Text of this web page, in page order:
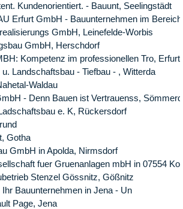
Kundenorientiert. - Bauunt, Seelingstädt
Erfurt GmbH - Bauunternehmen im
GmbH, Leinefelde-Worbis
GmbH, Herschdorf
Kompetenz im professionellen Tro, Erfurt
Landschaftsbau - Tiefbau - , Witterda
Waldau
- Denn Bauen ist Vertrauenss,
e. K, Rückersdorf
Gotha
GmbH in Apolda, Nirmsdorf
fuer Gruenanlagen mbH in 07554
Stenzel Gössnitz, Gößnitz
Bauunternehmen in Jena - Un
Page, Jena